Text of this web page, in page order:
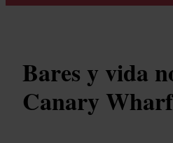
Bares y vida
Canary Wharf